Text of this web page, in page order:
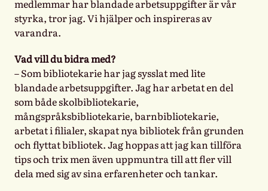
medlemmar har blandade arbetsuppgifter är vår
styrka, tror jag. Vi hjälper och inspireras av
varandra.
Vad vill du bidra med?
– Som bibliotekarie har jag sysslat med lite
blandade arbetsuppgifter. Jag har arbetat en del
som både skolbibliotekarie,
mångspråksbibliotekarie, barnbibliotekarie,
arbetat i filialer, skapat nya bibliotek från grunden
och flyttat bibliotek. Jag hoppas att jag kan tillföra
tips och trix men även uppmuntra till att fler vill
dela med sig av sina erfarenheter och tankar.